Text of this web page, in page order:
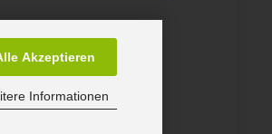
Akzeptieren
Informationen